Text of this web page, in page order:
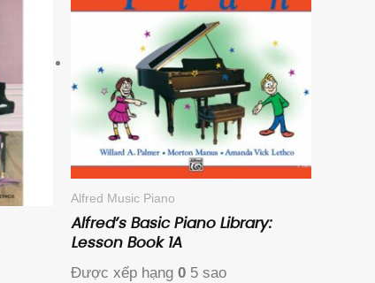
Alfred Music Piano
Alfred’s Basic Piano Library:
Lesson Book 1A
Được xếp hạng 05 sao